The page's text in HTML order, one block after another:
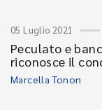
05 Luglio 2021
Peculato e
riconosce il
Marcella Tonon